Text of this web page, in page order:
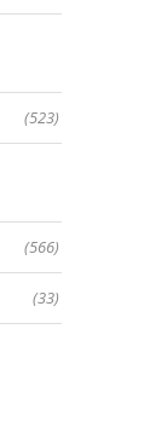
(523)
(566)
(33)